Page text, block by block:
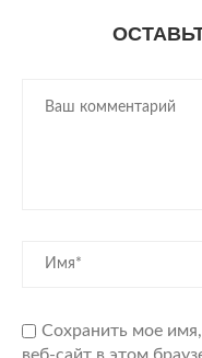
Сохранить мое
веб-сайт в этом